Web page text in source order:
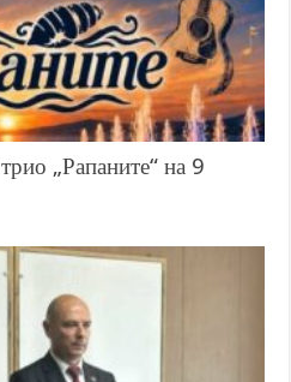
„Рапаните“ на 9